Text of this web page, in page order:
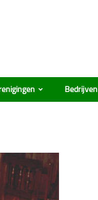
Bedrijven